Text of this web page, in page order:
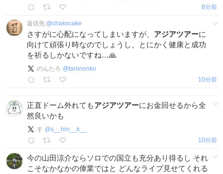
8分前
返信先:@chakocake
さすがに心配になってしまいますが、 アジアツアーに
向けて頑張り時なのでしょうし、とにかく健康と成功
を祈るしかないですね…🙏
のんたろ @tarononko
10分前
正直ドーム外れてもアジアツアーにお金回せるから全
然良いかも
す @s__hrn__k__
10分前
今の山田涼介ならソロでの国立も充分あり得るし それ
こそなかなかの偉業ではと どんなライブ見せてくれる